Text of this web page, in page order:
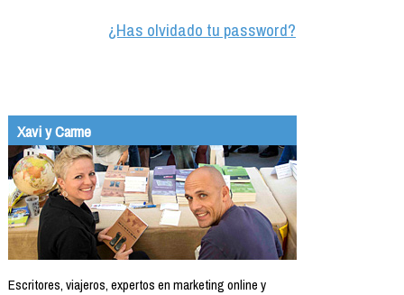
¿Has olvidado tu password?
Xavi y Carme
Escritores, viajeros, expertos en marketing online y